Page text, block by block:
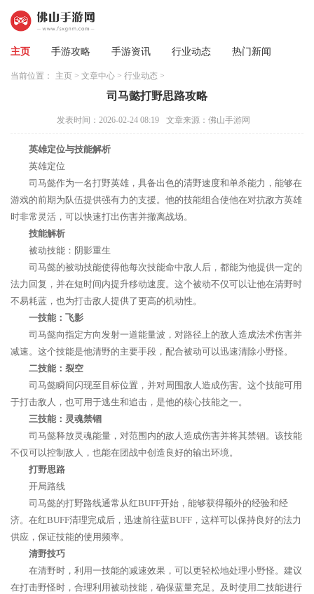
主页 手游攻略 手游资讯 行业动态 热门新闻
当前位置： 主页 > 文章中心 > 行业动态 >
司马懿打野思路攻略
发表时间：2026-02-24 08:19 文章来源：佛山手游网
英雄定位与技能解析
英雄定位
司马懿作为一名打野英雄，具备出色的清野速度和单杀能力，能够在
游戏的前期为队伍提供强有力的支援。他的技能组合使他在对抗敌方英雄
时非常灵活，可以快速打出伤害并撤离战场。
技能解析
被动技能：阴影重生
司马懿的被动技能使得他每次技能命中敌人后，都能为他提供一定的
法力回复，并在短时间内提升移动速度。这个被动不仅可以让他在清野时
不易耗蓝，也为打击敌人提供了更高的机动性。
一技能：飞影
司马懿向指定方向发射一道能量波，对路径上的敌人造成法术伤害并
减速。这个技能是他清野的主要手段，配合被动可以迅速清除小野怪。
二技能：裂空
司马懿瞬间闪现至目标位置，并对周围敌人造成伤害。这个技能可用
于打击敌人，也可用于逃生和追击，是他的核心技能之一。
三技能：灵魂禁锢
司马懿释放灵魂能量，对范围内的敌人造成伤害并将其禁锢。该技能
不仅可以控制敌人，也能在团战中创造良好的输出环境。
打野思路
开局路线
司马懿的打野路线通常从红BUFF开始，能够获得额外的经验和经
济。在红BUFF清理完成后，迅速前往蓝BUFF，这样可以保持良好的法力
供应，保证技能的使用频率。
清野技巧
在清野时，利用一技能的减速效果，可以更轻松地处理小野怪。建议
在打击野怪时，合理利用被动技能，确保蓝量充足。及时使用二技能进行